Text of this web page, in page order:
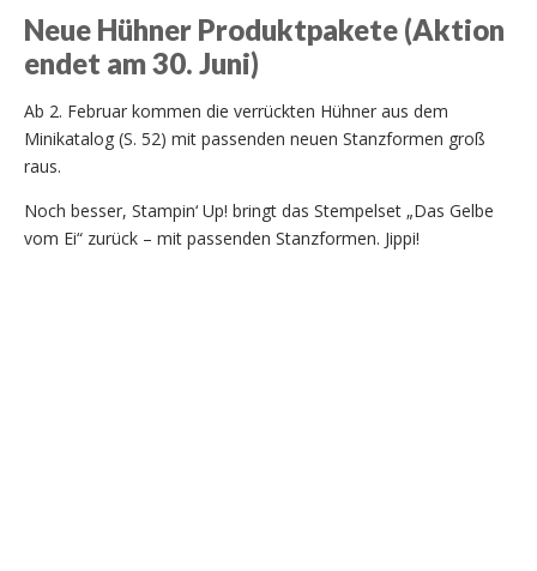
Neue Hühner Produktpakete (Aktion
endet am 30. Juni)
Ab 2. Februar kommen die verrückten Hühner aus dem
Minikatalog (S. 52) mit passenden neuen Stanzformen groß
raus.
Noch besser, Stampin‘ Up! bringt das Stempelset „Das Gelbe
vom Ei“ zurück – mit passenden Stanzformen. Jippi!